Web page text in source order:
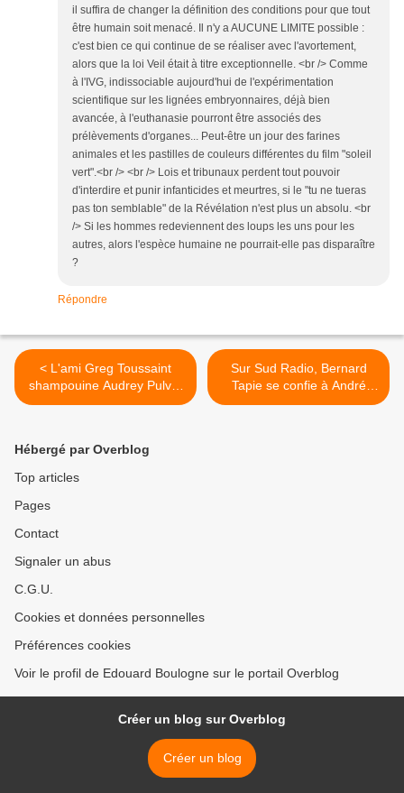
il suffira de changer la définition des conditions pour que tout
être humain soit menacé. Il n'y a AUCUNE LIMITE possible :
c'est bien ce qui continue de se réaliser avec l'avortement,
alors que la loi Veil était à titre exceptionnelle. <br /> Comme
à l'IVG, indissociable aujourd'hui de l'expérimentation
scientifique sur les lignées embryonnaires, déjà bien
avancée, à l'euthanasie pourront être associés des
prélèvements d'organes... Peut-être un jour des farines
animales et les pastilles de couleurs différentes du film "soleil
vert".<br /> <br /> Lois et tribunaux perdent tout pouvoir
d'interdire et punir infanticides et meurtres, si le "tu ne tueras
pas ton semblable" de la Révélation n'est plus un absolu. <br
/> Si les hommes redeviennent des loups les uns pour les
autres, alors l'espèce humaine ne pourrait-elle pas disparaître
?
Répondre
< L'ami Greg Toussaint
shampouine Audrey Pulvar
qui en avait besoin.
Sur Sud Radio, Bernard
Tapie se confie à André
Bercoff qui commente.
Hébergé par Overblog
Top articles
Pages
Contact
Signaler un abus
C.G.U.
Cookies et données personnelles
Préférences cookies
Voir le profil de Edouard Boulogne sur le portail Overblog
Créer un blog sur Overblog
Créer un blog